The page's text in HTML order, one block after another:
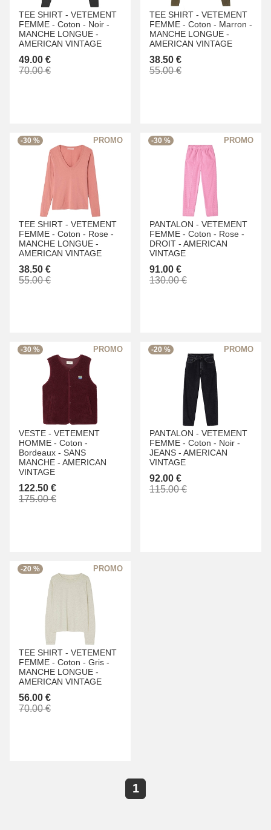
TEE SHIRT - VETEMENT
FEMME - Coton - Noir -
MANCHE LONGUE -
AMERICAN VINTAGE
49.00 €
70.00 €
TEE SHIRT - VETEMENT
FEMME - Coton - Marron -
MANCHE LONGUE -
AMERICAN VINTAGE
38.50 €
55.00 €
-30 %
TEE SHIRT - VETEMENT
FEMME - Coton - Rose -
MANCHE LONGUE -
AMERICAN VINTAGE
38.50 €
55.00 €
-30 %
PANTALON - VETEMENT
FEMME - Coton - Rose -
DROIT - AMERICAN
VINTAGE
91.00 €
130.00 €
-30 %
VESTE - VETEMENT
HOMME - Coton -
Bordeaux - SANS
MANCHE - AMERICAN
VINTAGE
122.50 €
175.00 €
-20 %
PANTALON - VETEMENT
FEMME - Coton - Noir -
JEANS - AMERICAN
VINTAGE
92.00 €
115.00 €
-20 %
TEE SHIRT - VETEMENT
FEMME - Coton - Gris -
MANCHE LONGUE -
AMERICAN VINTAGE
56.00 €
70.00 €
1